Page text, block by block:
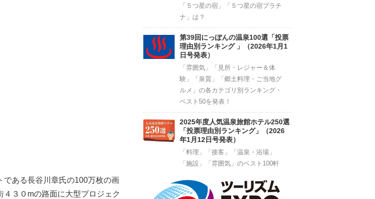
ある長谷川章氏の100万枚の画
３０mの路面に大型プロジェク
「５つ星の宿」「５つ星の宿プラチ
ナ」は？
第39回にっぽんの温泉100選「投票
理由別ランキング 」（2026年1月1
日号発表）
「雰囲気」「見所・レジャー＆体
験」「泉質」「郷土料理・ご当地グ
ルメ」の各カテゴリ別ランキング・
ベスト50を発表！
2025年度人気温泉旅館ホテル250選
「投票理由別ランキング」（2026
年1月12日号発表）
「料理」「接客」「温泉・浴場」
「施設」「雰囲気」のベスト100軒